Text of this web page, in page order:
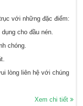
với những đặc điểm:
cho đầu nén.
chóng.
lòng liên hệ với chúng
Xem chi tiết